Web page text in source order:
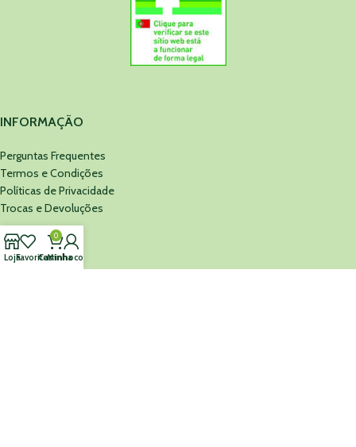
INFORMAÇÃO
Perguntas Frequentes
Termos e Condições
Políticas de Privacidade
Trocas e Devoluções
MINEFARMA
LojaFavoritos
0
Carrinho
Minha conta